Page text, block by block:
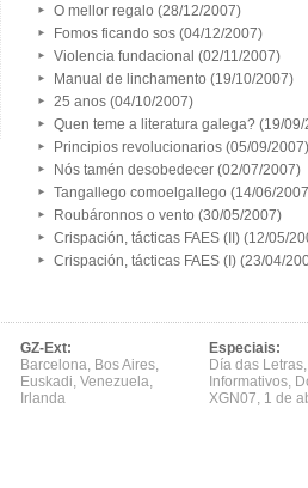
O mellor regalo (28/12/2007)
Fomos ficando sos (04/12/2007)
Violencia fundacional (02/11/2007)
Manual de linchamento (19/10/2007)
25 anos (04/10/2007)
Quen teme a literatura galega? (19/
Principios revolucionarios (05/09/2007)
Nós tamén desobedecer (02/07/2007)
Tangallego comoelgallego (14/06/
Roubáronnos o vento (30/05/2007)
Crispación, tácticas FAES (II) (12/05/
Crispación, tácticas FAES (I) (23/04/
GZ-Ext:
Barcelona, Bos Aires,
Euskadi, Venezuela,
Irlanda
Especiais:
Día das Letras,
Informativos,
XGN07, 1 de